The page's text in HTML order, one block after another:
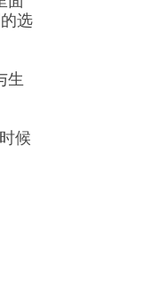
选
生
候